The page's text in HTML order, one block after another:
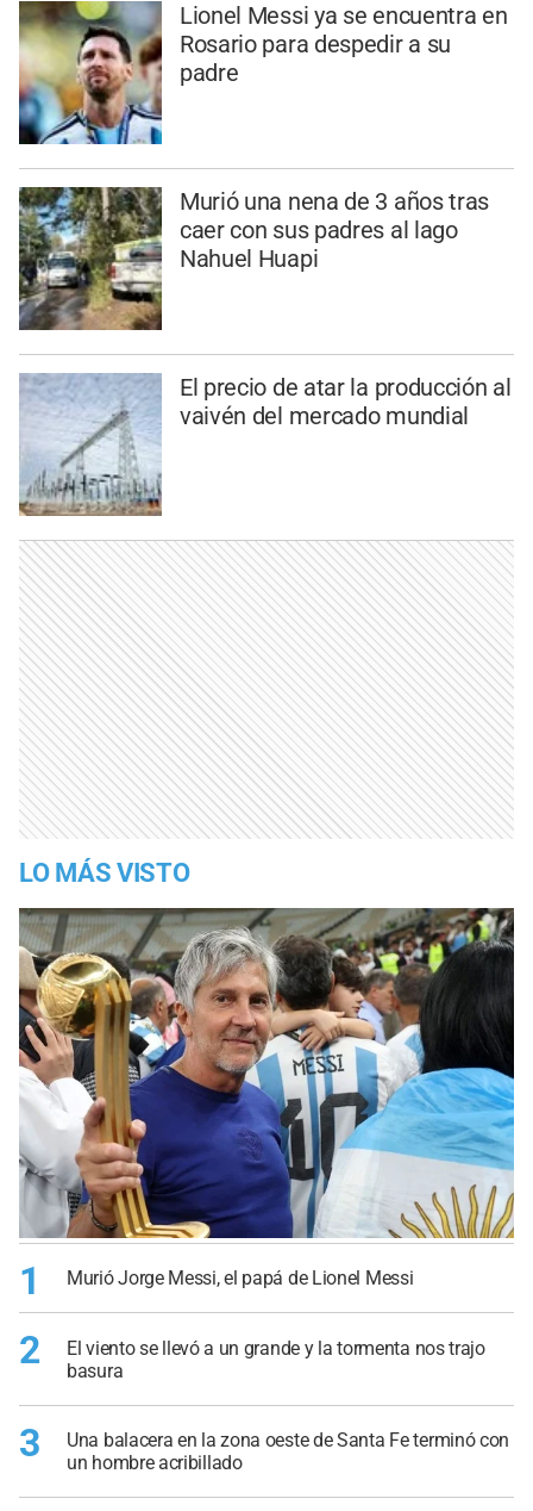
Lionel Messi ya se encuentra en
Rosario para despedir a su
padre
Murió una nena de 3 años tras
caer con sus padres al lago
Nahuel Huapi
El precio de atar la producción al
vaivén del mercado mundial
LO MÁS VISTO
1 Murió Jorge Messi, el papá de Lionel Messi
2
El viento se llevó a un grande y la tormenta nos trajo
basura
3
Una balacera en la zona oeste de Santa Fe terminó con
un hombre acribillado